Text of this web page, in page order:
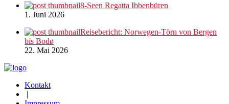
8-Seen Regatta Ibbenbüren
1. Juni 2026
Reisebericht: Norwegen-Törn von Bergen
bis Bodø
22. Mai 2026
Kontakt
|